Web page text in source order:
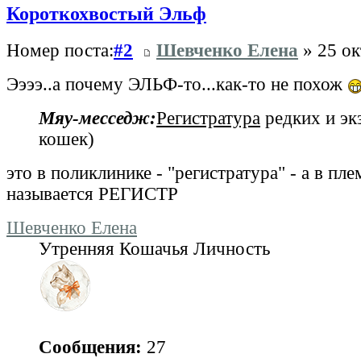
Короткохвостый Эльф
Номер поста:#2 Шевченко Елена » 25
Ээээ..а почему ЭЛЬФ-то...как-то не похож
Мяу‑месседж:Регистратура редких и
кошек)
это в поликлинике - "регистратура" - а в
называется РЕГИСТР
Шевченко Елена
Утренняя Кошачья Личность
Сообщения: 27